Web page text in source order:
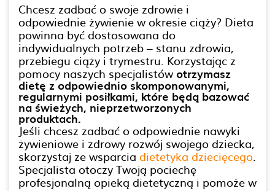
Chcesz zadbać o swoje zdrowie i
odpowiednie żywienie w okresie ciąży? Dieta
powinna być dostosowana do
indywidualnych potrzeb – stanu zdrowia,
przebiegu ciąży i trymestru. Korzystając z
pomocy naszych specjalistów otrzymasz
dietę z odpowiednio skomponowanymi,
regularnymi posiłkami, które będą bazować
na świeżych, nieprzetworzonych
produktach.
Jeśli chcesz zadbać o odpowiednie nawyki
żywieniowe i zdrowy rozwój swojego dziecka,
skorzystaj ze wsparcia dietetyka dziecięcego.
Specjalista otoczy Twoją pociechę
profesjonalną opieką dietetyczną i pomoże w